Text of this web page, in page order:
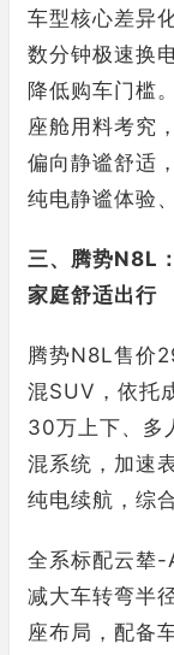
车型核心差异
数分钟极速换
降低购车门槛
座舱用料考究
偏向静谧舒适
纯电静谧体验
三、腾势N8L
家庭舒适出行
腾势N8L售价
混SUV，依托
30万上下、多
混系统，加速
纯电续航，综
全系标配云辇-
减大车转弯半
座布局，配备